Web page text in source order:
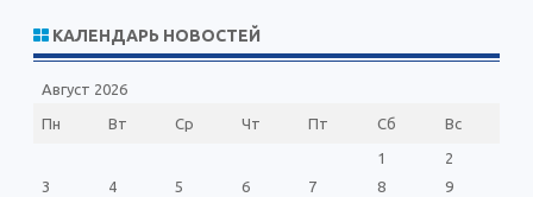
с
к
КАЛЕНДАРЬ НОВОСТЕЙ
Август 2026
Пн Вт Ср Чт Пт Сб Вс
1
2
3
4 5 6 7 8
9